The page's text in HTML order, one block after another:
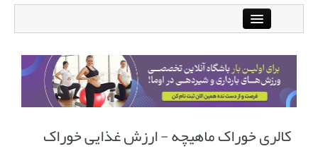
باشگاه آنلاین ورزشی اوما
دانشنامه سلامت بانوان پرسش و پاسخ
انجمن متخصصین زنان و اوما انتخاب نام کودک
کالری خوراک ماهیچه - ارزش غذایی خوراک